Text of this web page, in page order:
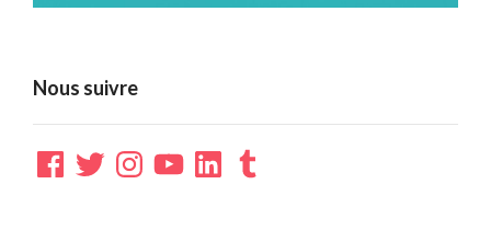
Nous suivre
Facebook
TwitterInstagramYouTubeLinkedInTumblr